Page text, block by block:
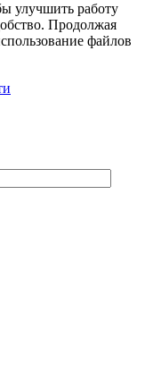
улучшить работу
Продолжая
файлов